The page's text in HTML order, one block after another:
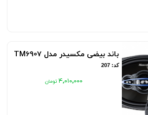
باند بیضی مکسیدر مدل TM6907
کد: 207
۴٬۰۱۰٬۰۰۰